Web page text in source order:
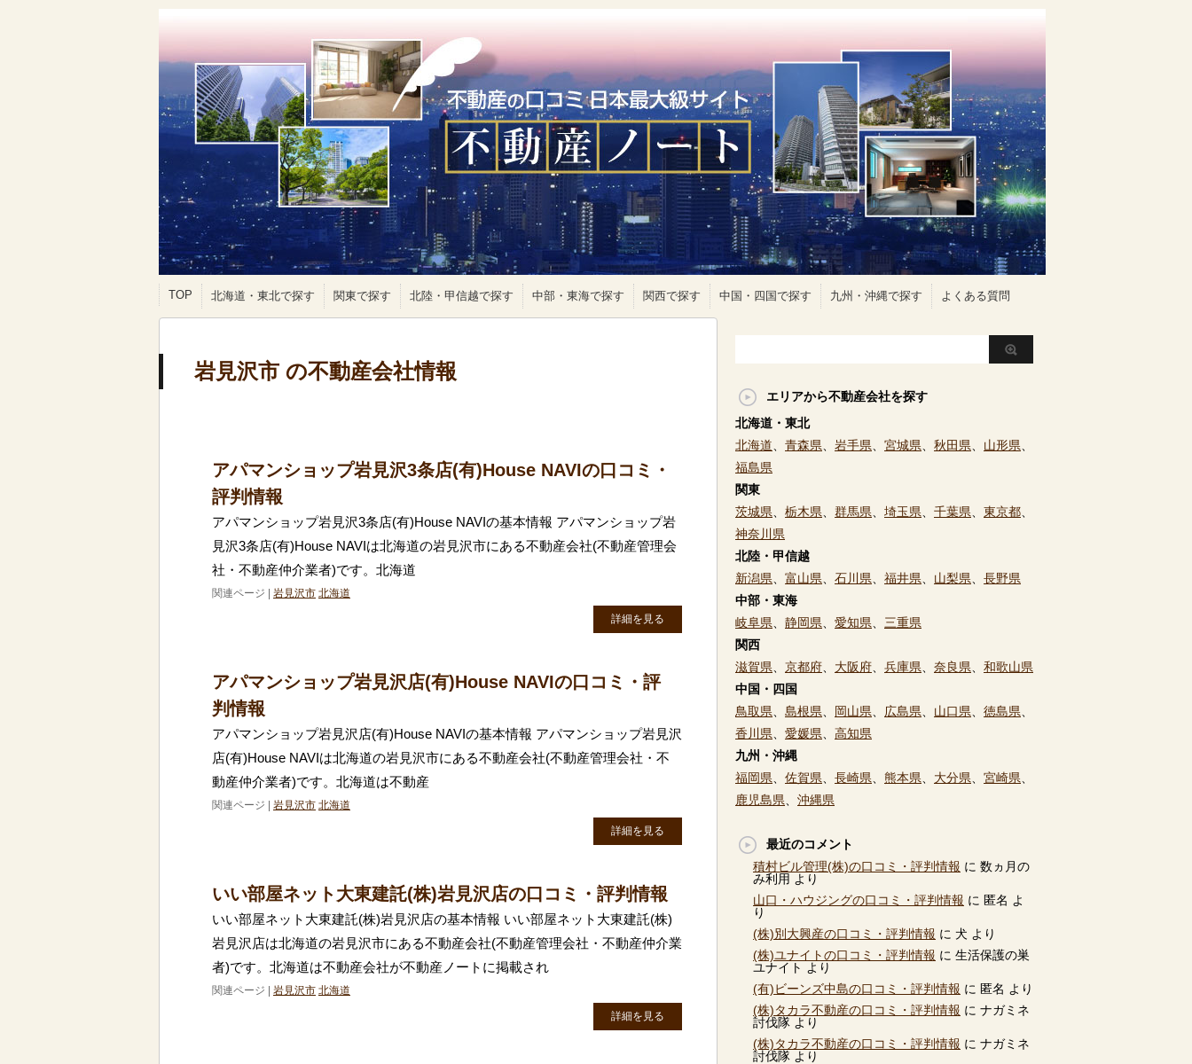
TOP 北海道・東北で探す 関東で探す 北陸・甲信越で探す 中部・東海で探す 関西で探す 中国・四国で探す 九州・沖縄で探す よくある質問
岩見沢市 の不動産会社情報
アパマンショップ岩見沢3条店(有)House NAVIの口コミ・
評判情報
アパマンショップ岩見沢3条店(有)House NAVIの基本情報 アパマンショップ岩
見沢3条店(有)House NAVIは北海道の岩見沢市にある不動産会社(不動産管理会
社・不動産仲介業者)です。北海道
関連ページ | 岩見沢市 北海道
詳細を見る
アパマンショップ岩見沢店(有)House NAVIの口コミ・評
判情報
アパマンショップ岩見沢店(有)House NAVIの基本情報 アパマンショップ岩見沢
店(有)House NAVIは北海道の岩見沢市にある不動産会社(不動産管理会社・不
動産仲介業者)です。北海道は不動産
関連ページ | 岩見沢市 北海道
詳細を見る
いい部屋ネット大東建託(株)岩見沢店の口コミ・評判情報
いい部屋ネット大東建託(株)岩見沢店の基本情報 いい部屋ネット大東建託(株)
岩見沢店は北海道の岩見沢市にある不動産会社(不動産管理会社・不動産仲介業
者)です。北海道は不動産会社が不動産ノートに掲載され
関連ページ | 岩見沢市 北海道
詳細を見る
エリアから不動産会社を探す
北海道・東北
北海道
青森県 岩手県 宮城県 秋田県 山形県
福島県
関東
茨城県
栃木県 群馬県 埼玉県 千葉県 東京都
神奈川県
北陸・甲信越
新潟県
富山県 石川県 福井県 山梨県
長野県
中部・東海
岐阜県
静岡県 愛知県
三重県
関西
滋賀県
京都府 大阪府 兵庫県 奈良県
和歌山県
中国・四国
鳥取県
島根県 岡山県 広島県 山口県 徳島県
香川県
愛媛県
高知県
九州・沖縄
福岡県
佐賀県 長崎県 熊本県 大分県 宮崎県
鹿児島県
沖縄県
最近のコメント
積村ビル管理(株)の口コミ・評判情報 に 数ヵ月の
み利用 より
山口・ハウジングの口コミ・評判情報 に 匿名 よ
り
(株)別大興産の口コミ・評判情報 に 犬 より
(株)ユナイトの口コミ・評判情報 に 生活保護の巣
ユナイト より
(有)ビーンズ中島の口コミ・評判情報 に 匿名 より
(株)タカラ不動産の口コミ・評判情報 に ナガミネ
討伐隊 より
(株)タカラ不動産の口コミ・評判情報 に ナガミネ
討伐隊 より